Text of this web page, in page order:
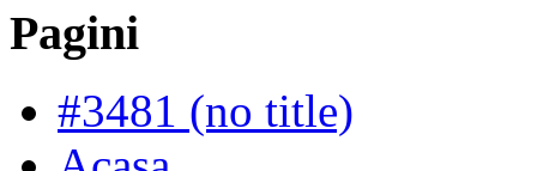
Pagini
#3481 (no title)